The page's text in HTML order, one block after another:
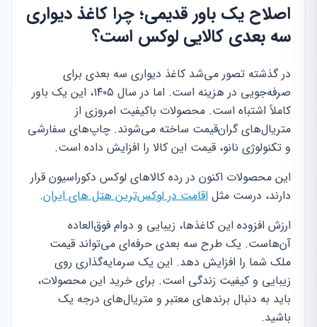
اصلاح یک باور قدیمی؛ چرا کاغذ دیواری
سه بعدی کالایی لوکس است؟
در گذشته تصور می‌شد کاغذ دیواری سه بعدی برای
صرفه‌جویی در هزینه است. اما در سال ۱۴۰۵، این یک باور
کاملاً اشتباه است. محصولات باکیفیت امروزی از
متریال‌های گران‌قیمت ساخته می‌شوند. چاپ‌های سفارشی
و تکنولوژی نانو، قیمت این کالا را افزایش داده است.
این محصولات اکنون در رده کالاهای لوکس دکوراسیون قرار
دارند، درست مثل اقامت در لوکس‌ترین هتل های ایران.
ارزش افزوده این کاغذها، زیبایی و دوام فوق‌العاده
آن‌هاست. یک طرح سه بعدی حرفه‌ای می‌تواند قیمت
ملک شما را افزایش دهد. این یک سرمایه‌گذاری روی
زیبایی و کیفیت زندگی است. برای خرید این محصولات،
باید به دنبال برندهای معتبر و متریال‌های درجه یک
باشید.